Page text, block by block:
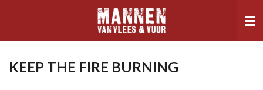
hoofdinhoud
KEEP THE FIRE BURNING